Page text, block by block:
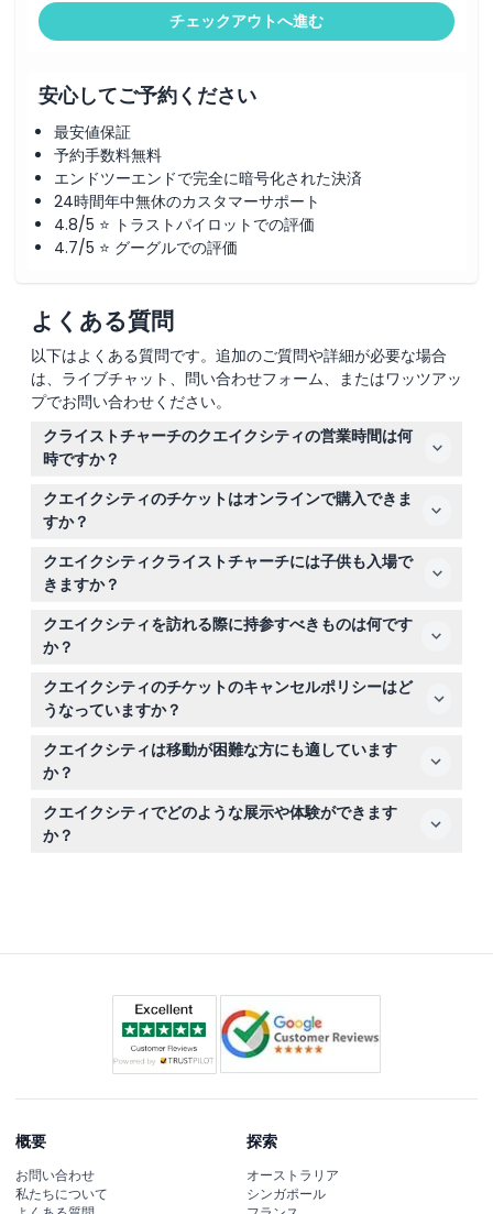
チェックアウトへ進む
安心してご予約ください
最安値保証
予約手数料無料
エンドツーエンドで完全に暗号化された決済
24時間年中無休のカスタマーサポート
4.8/5 ⭐ トラストパイロットでの評価
4.7/5 ⭐ グーグルでの評価
よくある質問
以下はよくある質問です。追加のご質問や詳細が必要な場合
は、ライブチャット、問い合わせフォーム、またはワッツアッ
プでお問い合わせください。
クライストチャーチのクエイクシティの営業時間は何
時ですか？
クエイクシティは毎日午前10時から午後5時まで営業して
います。クリスマスデーは休館の場合があります（変更の
可能性があるため、予約時にご確認ください）。
クエイクシティのチケットはオンラインで購入できま
すか？
はい、このウェブサイト上で簡単にクエイクシティのチケ
ットをオンライン予約できます。希望の日付を選び、予約
手続きを完了してください。
クエイクシティクライストチャーチには子供も入場で
きますか？
15歳未満の子供は大人が同行すれば無料で入場できます。
15歳以上の子供は大人料金が適用されます。15歳未満の子
供が単独で来る場合はチケットが必要です。
クエイクシティを訪れる際に持参すべきものは何です
か？
歩きやすい靴とチケットの確認書を持参してください。
瓶、爆竹、レーザーなどの持ち込みは禁止されていますの
でご注意ください。
クエイクシティのチケットのキャンセルポリシーはど
うなっていますか？
クエイクシティのチケットは返金不可でキャンセルもでき
ませんので、予約前に予定が確定していることを確認して
ください。
クエイクシティは移動が困難な方にも適しています
か？
クエイクシティはバリアフリー設計ですが、具体的な移動
の問題がある場合はオンライン予約ページでアクセシビリ
ティオプションを確認することをおすすめします。
クエイクシティでどのような展示や体験ができます
か？
概要
お問い合わせ
私たちについて
探索
オーストラリア
シンガポール